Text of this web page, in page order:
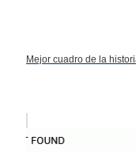
Mejor cuadro de la